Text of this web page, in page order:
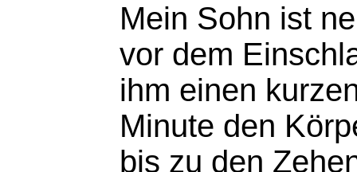
Mein Sohn ist
vor dem
ihm einen
Minute den
bis zu den